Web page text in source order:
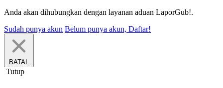
Anda akan dihubungkan dengan layanan aduan LaporGub!.
Sudah punya akun Belum punya akun, Daftar!
BATAL
Tutup